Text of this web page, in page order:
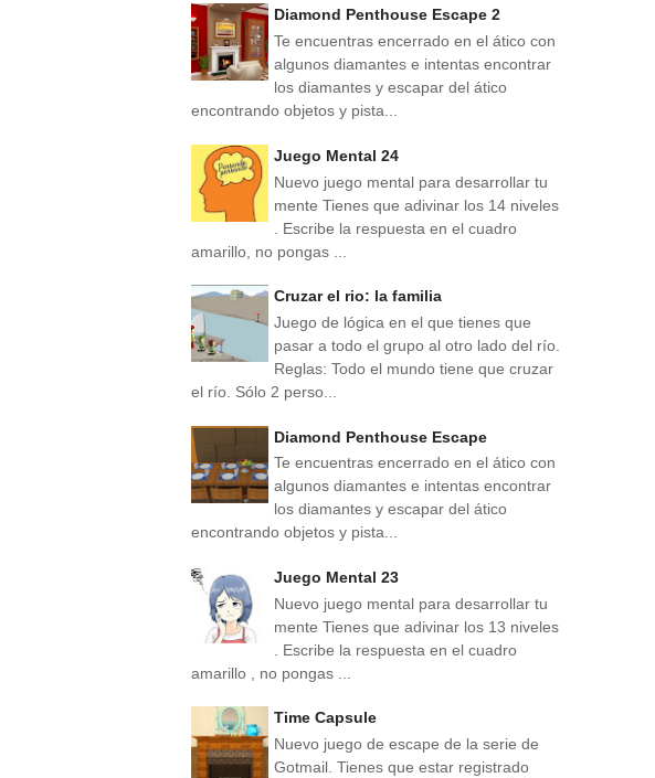
Diamond Penthouse Escape 2
Te encuentras encerrado en el ático con
algunos diamantes e intentas encontrar
los diamantes y escapar del ático
encontrando objetos y pista...
Juego Mental 24
Nuevo juego mental para desarrollar tu
mente Tienes que adivinar los 14 niveles
. Escribe la respuesta en el cuadro
amarillo, no pongas ...
Cruzar el rio: la familia
Juego de lógica en el que tienes que
pasar a todo el grupo al otro lado del río.
Reglas: Todo el mundo tiene que cruzar
el río. Sólo 2 perso...
Diamond Penthouse Escape
Te encuentras encerrado en el ático con
algunos diamantes e intentas encontrar
los diamantes y escapar del ático
encontrando objetos y pista...
Juego Mental 23
Nuevo juego mental para desarrollar tu
mente Tienes que adivinar los 13 niveles
. Escribe la respuesta en el cuadro
amarillo , no pongas ...
Time Capsule
Nuevo juego de escape de la serie de
Gotmail. Tienes que estar registrado